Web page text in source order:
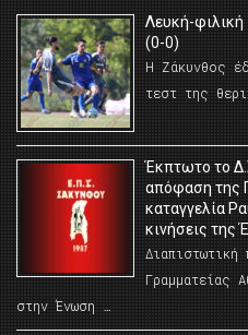
Λευκή-
(0-0)
Η Ζάκυνθος
τεστ της
Έκπτωτο το
απόφαση της
καταγγελία
κινήσεις της
Διαπιστωτική
Γραμματείας
στην Ένωση …